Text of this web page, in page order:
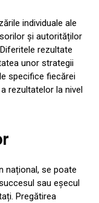
individuale ale
și autorităților
rezultate
unor strategii
specifice fiecărei
rezultatelor la nivel
național, se poate
sau eșecul
Pregătirea